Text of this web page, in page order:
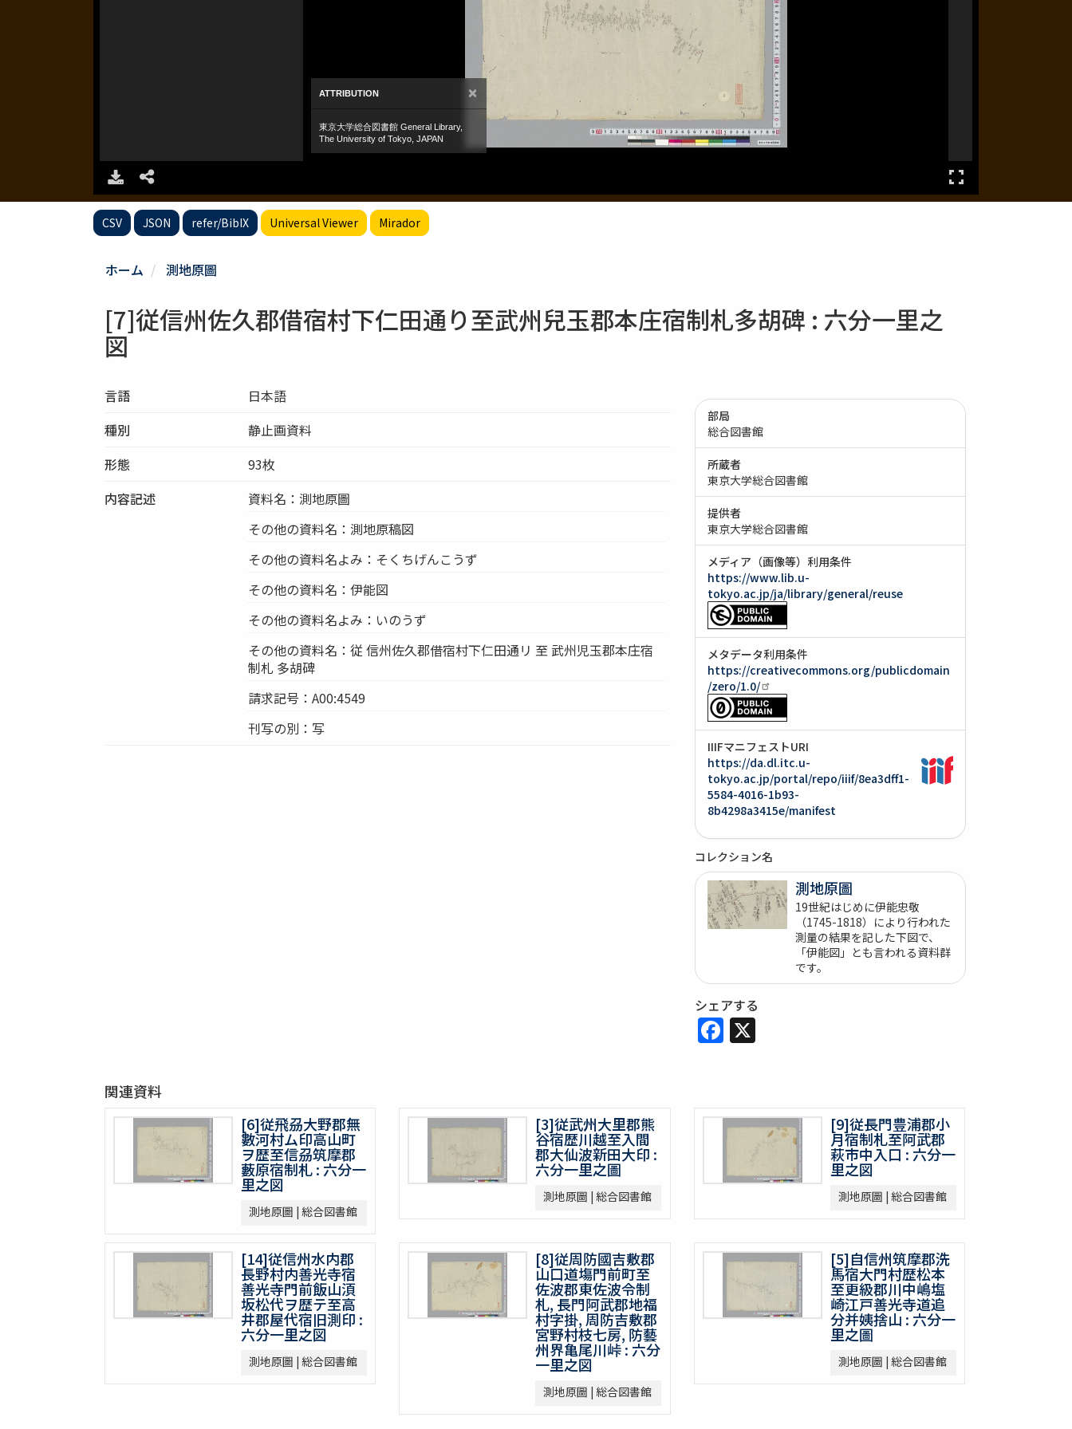
CSV JSON refer/BibIX Universal Viewer Mirador
ホーム 測地原圖
[7]従信州佐久郡借宿村下仁田通り至武州兒玉郡本庄宿制札多胡碑 : 六分一里之
図
言語
日本語
種別
静止画資料
形態
93枚
内容記述
資料名：測地原圖
その他の資料名：測地原稿図
その他の資料名よみ：そくちげんこうず
その他の資料名：伊能図
その他の資料名よみ：いのうず
その他の資料名：従 信州佐久郡借宿村下仁田通リ 至 武州児玉郡本庄宿
制札 多胡碑
請求記号：A00:4549
刊写の別：写
部局
総合図書館
所蔵者
東京大学総合図書館
提供者
東京大学総合図書館
メディア（画像等）利用条件
https://www.lib.u-
tokyo.ac.jp/ja/library/general/reuse
メタデータ利用条件
https://creativecommons.org/publicdomain
/zero/1.0/
IIIFマニフェストURI
https://da.dl.itc.u-
tokyo.ac.jp/portal/repo/iiif/8ea3dff1-
5584-4016-1b93-
8b4298a3415e/manifest
コレクション名
測地原圖
19世紀はじめに伊能忠敬
（1745-1818）により行われた
測量の結果を記した下図で、
「伊能図」とも言われる資料群
です。
シェアする
Facebook
X
関連資料
[6]従飛刕大野郡無
數河村ム印高山町
ヲ歴至信刕筑摩郡
藪原宿制札 : 六分一
里之図
測地原圖 | 総合図書館
[3]従武州大里郡熊
谷宿歴川越至入間
郡大仙波新田大印 :
六分一里之圖
測地原圖 | 総合図書館
[9]従長門豊浦郡小
月宿制札至阿武郡
萩市中入口 : 六分一
里之図
測地原圖 | 総合図書館
[14]従信州水内郡
長野村内善光寺宿
善光寺門前飯山湏
坂松代ヲ歴テ至高
井郡屋代宿旧測印 :
六分一里之図
測地原圖 | 総合図書館
[8]従周防國吉敷郡
山口道塲門前町至
佐波郡東佐波令制
札, 長門阿武郡地福
村字掛, 周防吉敷郡
宮野村枝七房, 防藝
州界亀尾川峠 : 六分
一里之図
測地原圖 | 総合図書館
[5]自信州筑摩郡洗
馬宿大門村歴松本
至更級郡川中嶋塩
崎江戸善光寺道追
分并姨捨山 : 六分一
里之圖
測地原圖 | 総合図書館